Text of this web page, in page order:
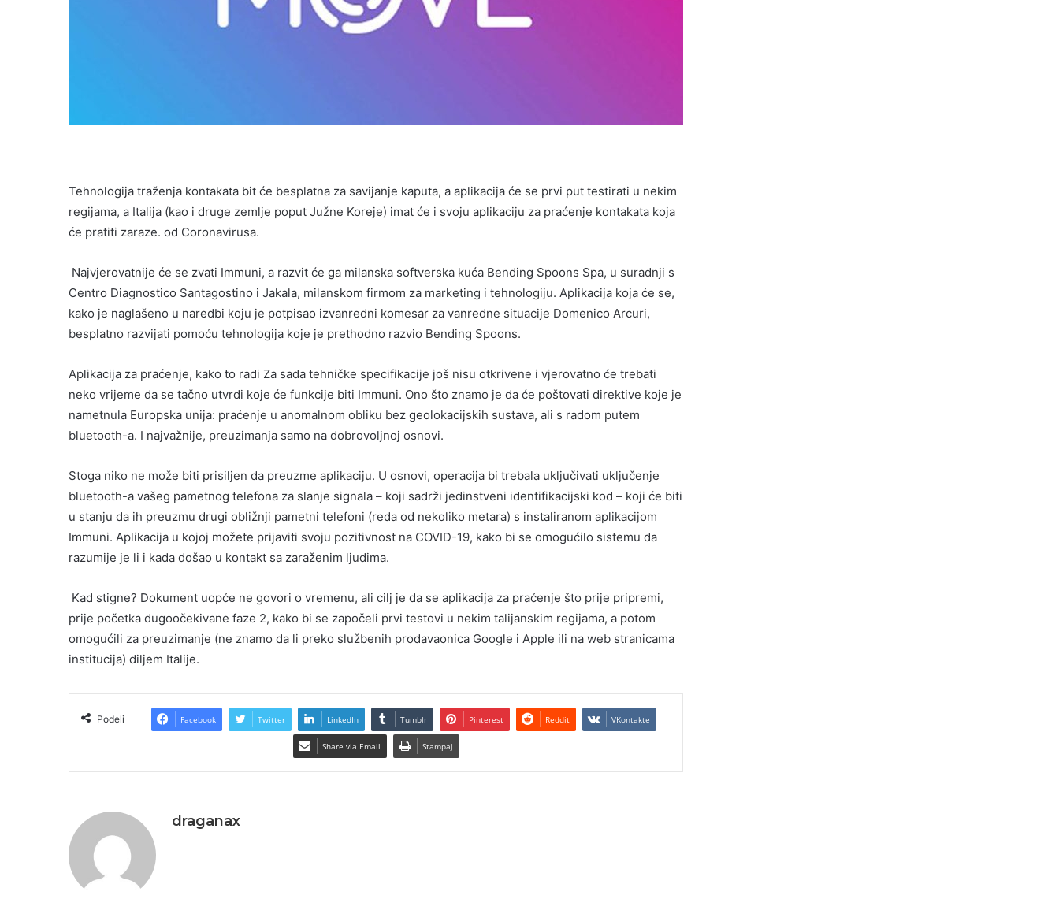
Tehnologija traženja kontakata bit će besplatna za savijanje kaputa, a aplikacija će se prvi put testirati u nekim
regijama, a Italija (kao i druge zemlje poput Južne Koreje) imat će i svoju aplikaciju za praćenje kontakata koja
će pratiti zaraze. od Coronavirusa.
Najvjerovatnije će se zvati Immuni, a razvit će ga milanska softverska kuća Bending Spoons Spa, u suradnji s
Centro Diagnostico Santagostino i Jakala, milanskom firmom za marketing i tehnologiju. Aplikacija koja će se,
kako je naglašeno u naredbi koju je potpisao izvanredni komesar za vanredne situacije Domenico Arcuri,
besplatno razvijati pomoću tehnologija koje je prethodno razvio Bending Spoons.
Aplikacija za praćenje, kako to radi Za sada tehničke specifikacije još nisu otkrivene i vjerovatno će trebati
neko vrijeme da se tačno utvrdi koje će funkcije biti Immuni. Ono što znamo je da će poštovati direktive koje je
nametnula Europska unija: praćenje u anomalnom obliku bez geolokacijskih sustava, ali s radom putem
bluetooth-a. I najvažnije, preuzimanja samo na dobrovoljnoj osnovi.
Stoga niko ne može biti prisiljen da preuzme aplikaciju. U osnovi, operacija bi trebala uključivati ​​uključenje
bluetooth-a vašeg pametnog telefona za slanje signala – koji sadrži jedinstveni identifikacijski kod – koji će biti
u stanju da ih preuzmu drugi obližnji pametni telefoni (reda od nekoliko metara) s instaliranom aplikacijom
Immuni. Aplikacija u kojoj možete prijaviti svoju pozitivnost na COVID-19, kako bi se omogućilo sistemu da
razumije je li i kada došao u kontakt sa zaraženim ljudima.
Kad stigne? Dokument uopće ne govori o vremenu, ali cilj je da se aplikacija za praćenje što prije pripremi,
prije početka dugoočekivane faze 2, kako bi se započeli prvi testovi u nekim talijanskim regijama, a potom
omogućili za preuzimanje (ne znamo da li preko službenih prodavaonica Google i Apple ili na web stranicama
institucija) diljem Italije.
Podeli Facebook Twitter LinkedIn Tumblr Pinterest Reddit VKontakte
Share via Email Stampaj
draganax